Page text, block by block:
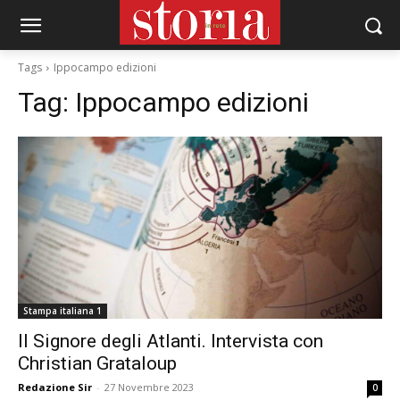
Tags Ippocampo edizioni
Tag: Ippocampo edizioni
Stampa italiana 1
Il Signore degli Atlanti. Intervista con
Christian Grataloup
Redazione Sir - 27 Novembre 2023 0